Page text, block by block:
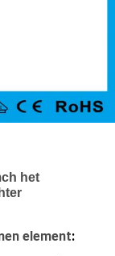
het
element: